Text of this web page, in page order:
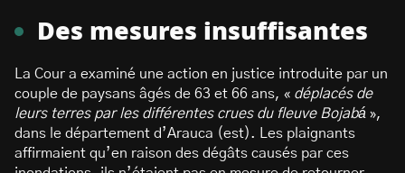
Des mesures insuffisantes
La Cour a examiné une action en justice introduite par un
couple de paysans âgés de 63 et 66 ans, « déplacés de
leurs terres par les différentes crues du fleuve Bojabá »,
dans le département d’Arauca (est). Les plaignants
affirmaient qu’en raison des dégâts causés par ces